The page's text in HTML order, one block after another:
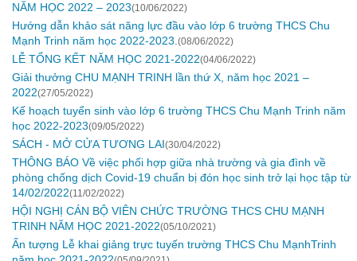
NĂM HỌC 2022 – 2023(10/06/2022)
Hướng dẫn khảo sát năng lực đầu vào lớp 6 trường THCS Chu
Mạnh Trinh năm học 2022-2023. (08/06/2022)
LỄ TỔNG KẾT NĂM HỌC 2021-2022(04/06/2022)
Giải thưởng CHU MẠNH TRINH lần thứ X, năm học 2021 –
2022(27/05/2022)
Kế hoạch tuyển sinh vào lớp 6 trường THCS Chu Mạnh Trinh năm
học 2022-2023(09/05/2022)
SÁCH - MỞ CỬA TƯƠNG LAI(30/04/2022)
THÔNG BÁO Về việc phối hợp giữa nhà trường và gia đình về
phòng chống dịch Covid-19 chuẩn bị đón học sinh trở lại học tập từ
14/02/2022(11/02/2022)
HỘI NGHỊ CÁN BỘ VIÊN CHỨC TRƯỜNG THCS CHU MẠNH
TRINH NĂM HỌC 2021-2022(05/10/2021)
Ấn tượng Lễ khai giảng trực tuyến trường THCS Chu MạnhTrinh